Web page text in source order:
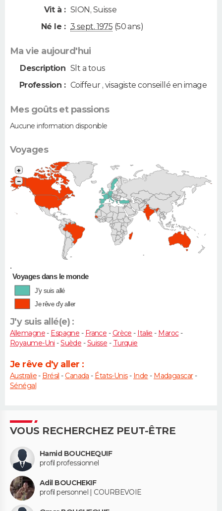
Vit à : SION, Suisse
Né le : 3 sept. 1975 (50 ans)
Ma vie aujourd'hui
Description Slt a tous
Profession : Coiffeur , visagiste conseillé en image
Mes goûts et passions
Aucune information disponible
Voyages
•
+
−
Voyages dans le monde
J'y suis allé
Je rêve d'y aller
J'y suis allé(e) :
Allemagne- Espagne - France - Grèce - Italie - Maroc-
Royaume-Uni -Suède -Suisse - Turquie
Je rêve d'y aller :
Australie- Brésil - Canada - États-Unis- Inde - Madagascar-
Sénégal
VOUS RECHERCHEZ PEUT-ÊTRE
Hamid BOUCHEQUIF
profil professionnel
Adil BOUCHEKIF
profil personnel | COURBEVOIE